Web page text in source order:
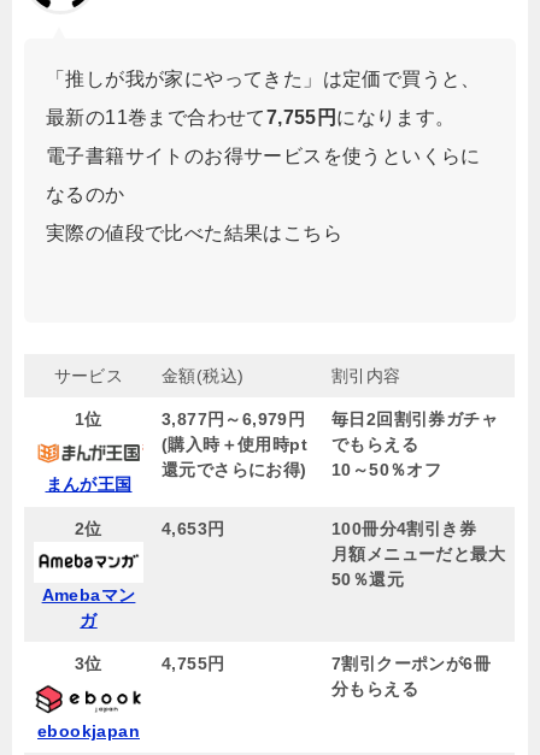
「推しが我が家にやってきた」は定価で買うと、
最新の11巻まで合わせて7,755円 になります。
電子書籍サイトのお得サービスを使うといくらに
なるのか
実際の値段で比べた結果はこちら
サービス 金額(税込) 割引内容
1位
まんが王国
3,877円～6,979円
(購入時＋使用時pt
還元でさらにお得)
毎日2回割引券ガチャ
でもらえる
10～50％オフ
2位
Amebaマン
ガ
4,653円
100冊分4割引き券
月額メニューだと最大
50％還元
3位
ebookjapan
4,755円
7割引クーポンが6冊
分もらえる